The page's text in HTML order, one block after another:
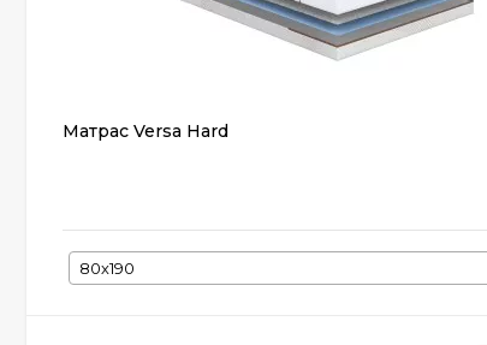
Матрас Versa Hard
80х190